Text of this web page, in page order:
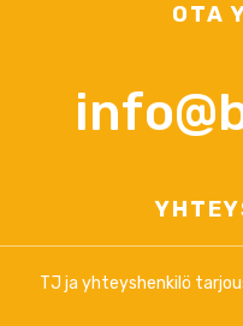
OTA
TJ ja yhteyshenkilö